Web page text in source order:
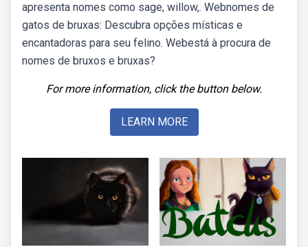
apresenta nomes como sage, willow,. Webnomes de
gatos de bruxas: Descubra opções místicas e
encantadoras para seu felino. Webestá à procura de
nomes de bruxos e bruxas?
For more information, click the button below.
LEARN MORE